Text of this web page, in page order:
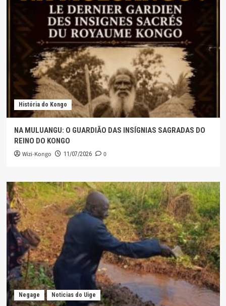
História do Kongo
NA MULUANGU: O GUARDIÃO DAS INSÍGNIAS SAGRADAS DO
REINO DO KONGO
Wizi-Kongo 11/07/2026 0
Negage Noticias do Uige